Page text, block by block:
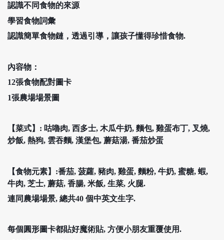
認識不同食物的來源
學習食物詞彙
認識簡單食物鏈，透過引導，讓孩子懂得珍惜食物.
內容物：
12張食物配對圖卡
1張農場場景圖
【菜式】: 咕嚕肉, 西多士, 木瓜牛奶, 麵包, 雞蛋布丁, 叉燒,
炒飯, 熱狗, 雲吞麵, 漢堡包, 蘑菇湯, 番茄炒蛋
【食物元素】:番茄, 菠蘿, 豬肉, 雞蛋, 麵粉, 牛奶, 蜜糖, 蝦,
牛肉, 芝士, 蘑菇, 香腸, 米飯, 生菜, 火腿.
連同農場場景, 總共40 個中英文生字.
每個圓形圖卡都貼好魔術貼, 方便小朋友重覆使用.